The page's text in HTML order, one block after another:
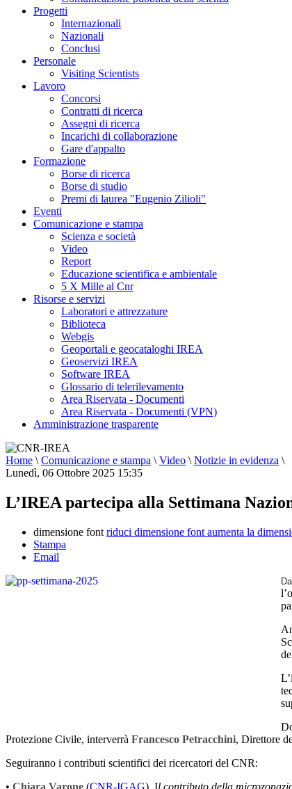
Progetti
Internazionali
Nazionali
Conclusi
Personale
Visiting Scientists
Lavoro
Concorsi
Contratti di ricerca
Assegni di ricerca
Incarichi di collaborazione
Gare d'appalto
Formazione
Borse di ricerca
Borse di studio
Premi di laurea "Eugenio Zilioli"
Eventi
Comunicazione e stampa
Scienza e società
Video
Report
Educazione scientifica e ambientale
5 X Mille al Cnr
Risorse e servizi
Laboratori e attrezzature
Biblioteca
Webgis
Geoportali e geocataloghi IREA
Geoservizi IREA
Software IREA
Glossario di telerilevamento
Area Riservata - Documenti
Area Riservata - Documenti (VPN)
Amministrazione trasparente
Home \ Comunicazione e stampa \ Video \ Notizie in evidenza \
Lunedì, 06 Ottobre 2025 15:35
L’IREA partecipa alla Settimana
dimensione font riduci dimensione font aumenta la
Stampa
Email
Dal
Protezione Civile, interverrà Francesco Petracchini, Direttore
Seguiranno i contributi scientifici dei ricercatori del CNR:
• Chiara Varone (CNR-IGAG), Il contributo della